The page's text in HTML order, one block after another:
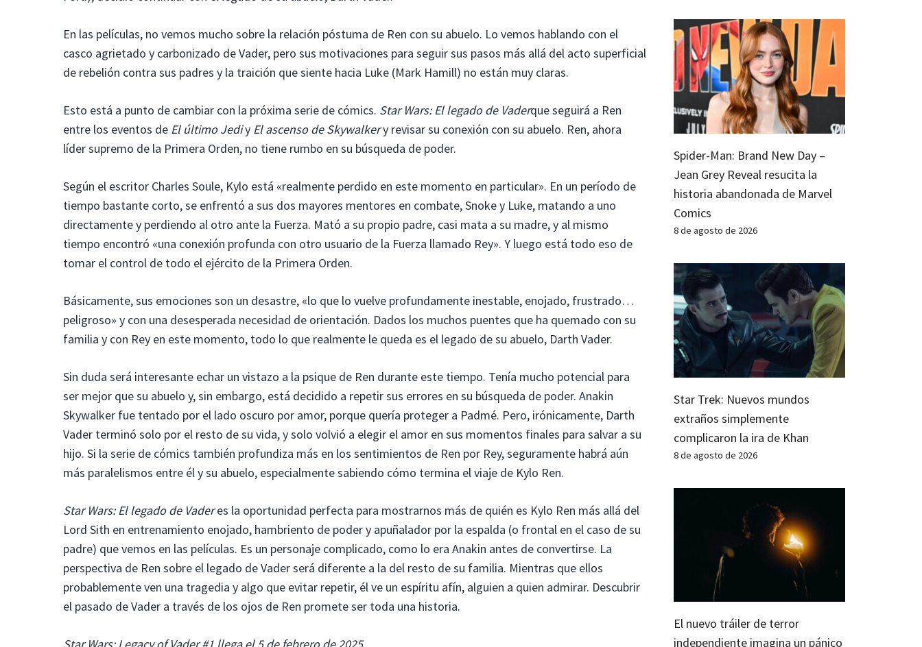
En las películas, no vemos mucho sobre la relación póstuma de Ren con su abuelo. Lo vemos hablando con el
casco agrietado y carbonizado de Vader, pero sus motivaciones para seguir sus pasos más allá del acto superficial
de rebelión contra sus padres y la traición que siente hacia Luke (Mark Hamill) no están muy claras.
Esto está a punto de cambiar con la próxima serie de cómics. Star Wars: El legado de Vaderque seguirá a Ren
entre los eventos de El último Jediy El ascenso de Skywalkery revisar su conexión con su abuelo. Ren, ahora
líder supremo de la Primera Orden, no tiene rumbo en su búsqueda de poder.
Según el escritor Charles Soule, Kylo está «realmente perdido en este momento en particular». En un período de
tiempo bastante corto, se enfrentó a sus dos mayores mentores en combate, Snoke y Luke, matando a uno
directamente y perdiendo al otro ante la Fuerza. Mató a su propio padre, casi mata a su madre, y al mismo
tiempo encontró «una conexión profunda con otro usuario de la Fuerza llamado Rey». Y luego está todo eso de
tomar el control de todo el ejército de la Primera Orden.
Básicamente, sus emociones son un desastre, «lo que lo vuelve profundamente inestable, enojado, frustrado…
peligroso» y con una desesperada necesidad de orientación. Dados los muchos puentes que ha quemado con su
familia y con Rey en este momento, todo lo que realmente le queda es el legado de su abuelo, Darth Vader.
Sin duda será interesante echar un vistazo a la psique de Ren durante este tiempo. Tenía mucho potencial para
ser mejor que su abuelo y, sin embargo, está decidido a repetir sus errores en su búsqueda de poder. Anakin
Skywalker fue tentado por el lado oscuro por amor, porque quería proteger a Padmé. Pero, irónicamente, Darth
Vader terminó solo por el resto de su vida, y solo volvió a elegir el amor en sus momentos finales para salvar a su
hijo. Si la serie de cómics también profundiza más en los sentimientos de Ren por Rey, seguramente habrá aún
más paralelismos entre él y su abuelo, especialmente sabiendo cómo termina el viaje de Kylo Ren.
Star Wars: El legado de Vaderes la oportunidad perfecta para mostrarnos más de quién es Kylo Ren más allá del
Lord Sith en entrenamiento enojado, hambriento de poder y apuñalador por la espalda (o frontal en el caso de su
padre) que vemos en las películas. Es un personaje complicado, como lo era Anakin antes de convertirse. La
perspectiva de Ren sobre el legado de Vader será diferente a la del resto de su familia. Mientras que ellos
probablemente ven una tragedia y algo que evitar repetir, él ve un espíritu afín, alguien a quien admirar. Descubrir
el pasado de Vader a través de los ojos de Ren promete ser toda una historia.
Star Wars: Legacy of Vader #1 llega el 5 de febrero de 2025.
Spider-Man: Brand New Day –
Jean Grey Reveal resucita la
historia abandonada de Marvel
Comics
8 de agosto de 2026
Star Trek: Nuevos mundos
extraños simplemente
complicaron la ira de Khan
8 de agosto de 2026
El nuevo tráiler de terror
independiente imagina un pánico